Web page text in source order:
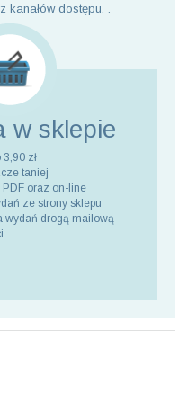
dostępu. .
w sklepie
zł
taniej
PDF oraz on-line
ze strony sklepu
wydań drogą mailową